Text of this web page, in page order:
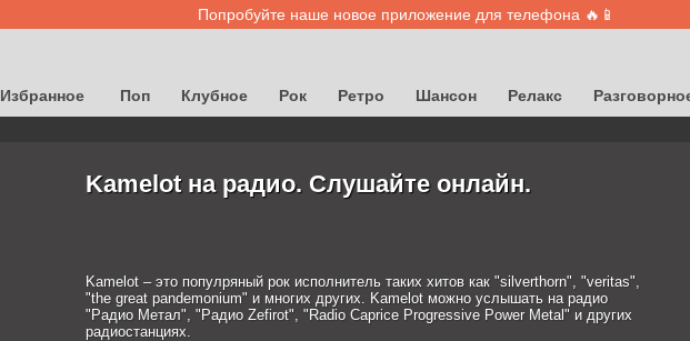
Попробуйте наше новое приложение для телефона 🔥📱
Избранное Поп Клубное Рок Ретро Шансон Релакс
Kamelot на радио. Слушайте онлайн.
Kamelot – это популряный рок исполнитель таких хитов как "silverthorn", "veritas",
"the great pandemonium" и многих других. Kamelot можно услышать на радио
"Радио Метал", "Радио Zefirot", "Radio Caprice Progressive Power Metal" и других
радиостанциях.